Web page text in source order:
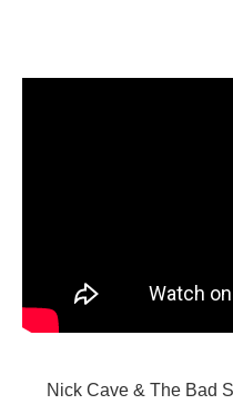
Nick Cave & The Bad